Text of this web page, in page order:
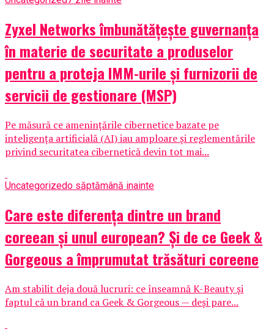
Zyxel Networks îmbunătățește guvernanța
în materie de securitate a produselor
pentru a proteja IMM-urile și furnizorii de
servicii de gestionare (MSP)
Pe măsură ce amenințările cibernetice bazate pe
inteligența artificială (AI) iau amploare și reglementările
privind securitatea cibernetică devin tot mai...
Uncategorizedo săptămână inainte
Care este diferența dintre un brand
coreean și unul european? Și de ce Geek &
Gorgeous a împrumutat trăsături coreene
Am stabilit deja două lucruri: ce înseamnă K-Beauty și
faptul că un brand ca Geek & Gorgeous — deși pare...